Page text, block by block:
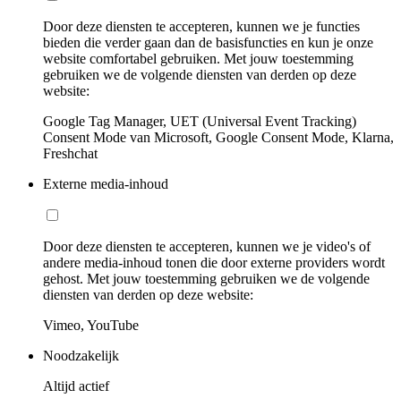
Door deze diensten te accepteren, kunnen we je functies
bieden die verder gaan dan de basisfuncties en kun je onze
website comfortabel gebruiken. Met jouw toestemming
gebruiken we de volgende diensten van derden op deze
website:
Google Tag Manager, UET (Universal Event Tracking)
Consent Mode van Microsoft, Google Consent Mode, Klarna,
Freshchat
Externe media-inhoud
Door deze diensten te accepteren, kunnen we je video's of
andere media-inhoud tonen die door externe providers wordt
gehost. Met jouw toestemming gebruiken we de volgende
diensten van derden op deze website:
Vimeo, YouTube
Noodzakelijk
Altijd actief